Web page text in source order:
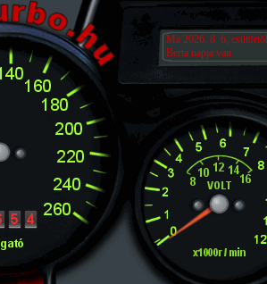
Ma 2026. 8. 6,
Berta napja van.